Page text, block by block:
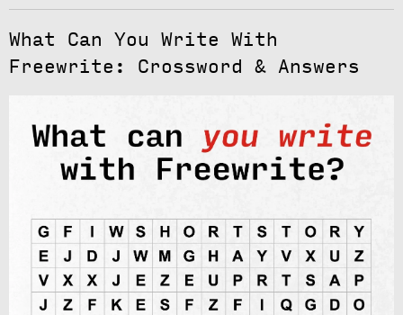
What Can You Write With
Freewrite: Crossword & Answers